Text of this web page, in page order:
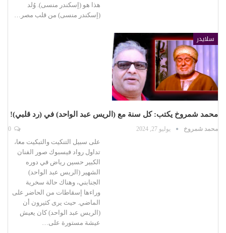
هذا هو (إسكندر منسى). وُلد
(إسكندر منسى) من قلب مصر…
سلايدر
محمد شمروخ يكتب: كل سنة مع (الريس عبد الواحد) في (رد قلبي)!
محمد شمروخ يوليو 27, 2024
على سبيل التنكيت والتبكيت معا،
تداول رواد فيسبوك صور الفنان
الكبير حسين رياض في دوره
الشهير (الريس عبد الواحد)
الجنابني، وهناك حالة سخرية
وراءها إسقاطات من الحاضر على
الماضي. حيث يرى كثيرون أن
(الريس عبد الواحد) كان يعيش
عيشة مستورة على…